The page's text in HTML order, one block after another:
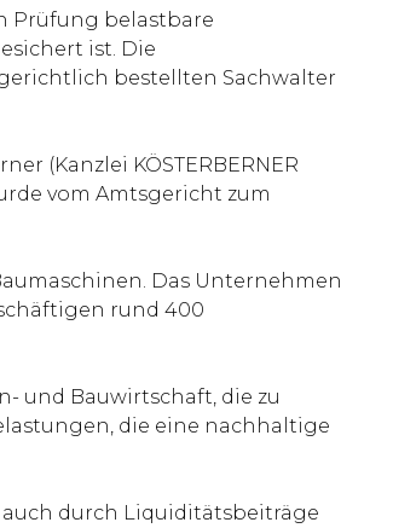
Prüfung belastbare
ist. Die
bestellten Sachwalter
(Kanzlei KÖSTERBERNER
vom Amtsgericht zum
Das Unternehmen
rund 400
und Bauwirtschaft, die zu
die eine nachhaltige
durch Liquiditätsbeiträge